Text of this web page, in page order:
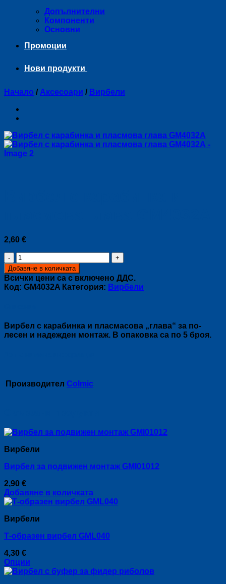
Допълнителни
Компоненти
Основни
Промоции
Нови продукти
Начало / Аксесоари / Вирбели
2,60 €
количество
за
Вирбел
с
карабинка
GM4032А
Добавяне в количката
Всички цени са с включено ДДС.
Код: GM4032A Категория: Вирбели
Вирбел с карабинка и пласмасова „глава“ за по-
лесен и надежден монтаж. В опаковка са по 5 броя.
Производител Colmic
Вирбели
Вирбел за подвижен монтаж GMI01012
2,90 €
Добавяне в количката
Вирбели
Т-образен вирбел GML040
4,30 €
Опции
This